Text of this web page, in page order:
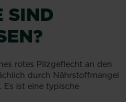
SIND
rotes Pilzgeflecht an den
durch Nährstoffmangel
ist eine typische